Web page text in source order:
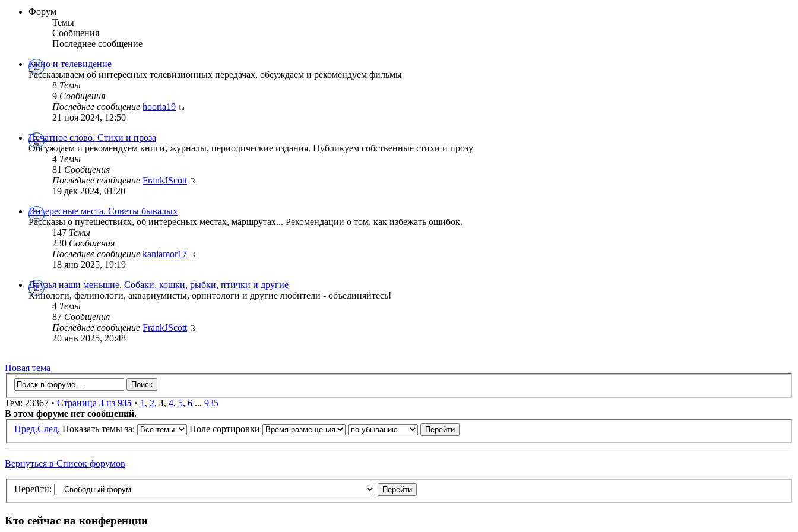
Форум
Темы
Сообщения
Последнее сообщение
Кино и телевидение
Рассказываем об интересных телевизионных передачах, обсуждаем и рекомендуем фильмы
8 Темы
9 Сообщения
Последнее сообщение hooria19
21 ноя 2024, 12:50
Печатное слово. Стихи и проза
Обсуждаем и рекомендуем книги, журналы, периодические издания. Публикуем собственные стихи и прозу
4 Темы
81 Сообщения
Последнее сообщение FrankJScott
19 дек 2024, 01:20
Интересные места. Советы бывалых
Рассказы о путешествиях, об интересных местах, маршрутах... Рекомендации о том, как избежать ошибок.
147 Темы
230 Сообщения
Последнее сообщение kaniamor17
18 янв 2025, 19:19
Друзья наши меньшие. Собаки, кошки, рыбки, птички и другие
Кинологи, фелинологи, аквариумисты, орнитологи и другие любители - объединяйтесь!
4 Темы
87 Сообщения
Последнее сообщение FrankJScott
20 янв 2025, 20:48
Новая тема
Тем: 23367 • Страница 3 из 935 • 1 , 2, 3, 4, 5, 6 ... 935
В этом форуме нет сообщений.
Пред.След. Показать темы за: Поле сортировки
Вернуться в Список форумов
Перейти:
Кто сейчас на конференции